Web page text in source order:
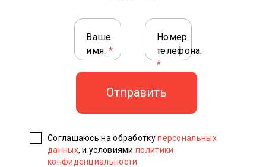
Ваше
имя: *
Номер
телефона:
*
Соглашаюсь на обработкуперсональных
данных, и условиямиполитики
конфиденциальности